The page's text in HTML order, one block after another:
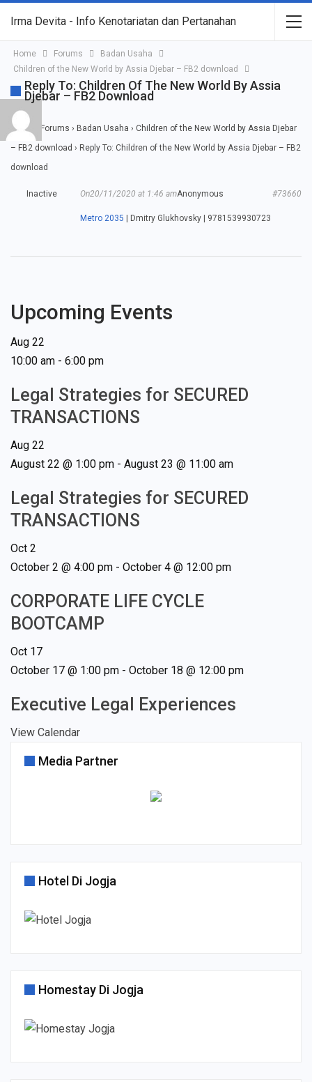
Irma Devita - Info Kenotariatan dan Pertanahan
Home Forums
Badan Usaha
Children of the New World by Assia Djebar – FB2 download
Reply To: Children Of The New World By Assia
Djebar – FB2 Download
Home Forums › Badan Usaha › Children of the New World by Assia Djebar
– FB2 download › Reply To: Children of the New World by Assia Djebar – FB2
download
Inactive Anonymous
On20/11/2020 at 1:46 am #73660
Metro 2035 | Dmitry Glukhovsky | 9781539930723
Upcoming Events
Aug 22
10:00 am - 6:00 pm
Legal Strategies for SECURED
TRANSACTIONS
Aug 22
August 22 @ 1:00 pm - August 23 @ 11:00 am
Legal Strategies for SECURED
TRANSACTIONS
Oct 2
October 2 @ 4:00 pm - October 4 @ 12:00 pm
CORPORATE LIFE CYCLE
BOOTCAMP
Oct 17
October 17 @ 1:00 pm - October 18 @ 12:00 pm
Executive Legal Experiences
View Calendar
Media Partner
Hotel Di Jogja
Homestay Di Jogja